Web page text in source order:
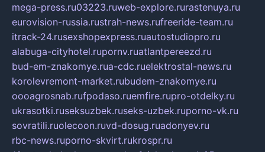
mega-press.ru03223.ruweb-explore.rurastenuya.ru
eurovision-russia.rustrah-news.rufreeride-team.ru
itrack-24.rusexshopexpress.ruautostudiopro.ru
alabuga-cityhotel.rupornv.ruatlantpereezd.ru
bud-em-znakomye.rua-cdc.ruelektrostal-news.ru
korolevremont-market.rubudem-znakomye.ru
oooagrosnab.rufpodaso.ruemfire.rupro-otdelky.ru
ukrasotki.ruseksuzbek.ruseks-uzbek.ruporno-vk.ru
sovratili.ruolecoon.ruvd-dosug.ruadonyev.ru
rbc-news.ruporno-skvirt.rukrospr.ru